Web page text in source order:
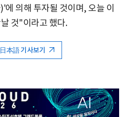
의해 투자될 것이며, 오늘 이
것"이라고 했다.
日本語 기사보기